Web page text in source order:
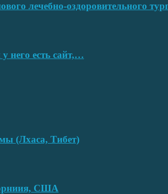
лечебно-оздоровительного
него есть сайт,…
(Лхаса, Тибет)
США